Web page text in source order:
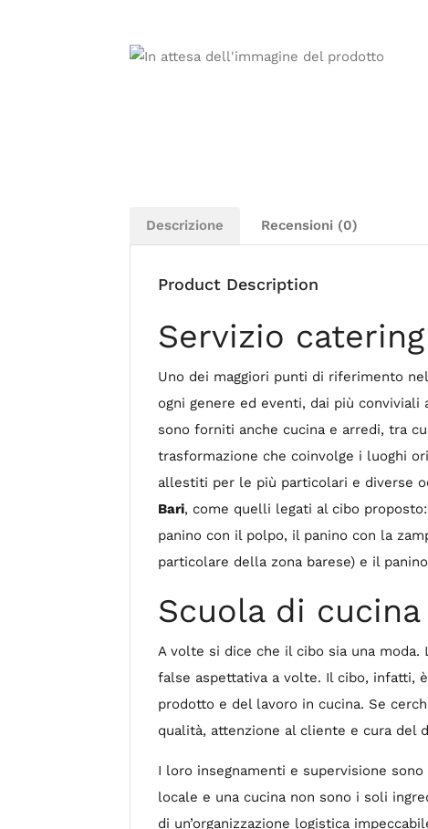
Descrizione Recensioni (0)
Product Description
Servizio
Uno dei maggiori punti di riferimento
ogni genere ed eventi, dai più
sono forniti anche cucina e arredi, tra
trasformazione che coinvolge i luoghi
allestiti per le più particolari e diverse
Bari, come quelli legati al cibo
panino con il polpo, il panino con la
particolare della zona barese) e il
Scuola di
A volte si dice che il cibo sia una
false aspettativa a volte. Il cibo, infatti,
prodotto e del lavoro in cucina. Se
qualità, attenzione al cliente e cura del
I loro insegnamenti e supervisione
locale e una cucina non sono i soli
di un’organizzazione logistica